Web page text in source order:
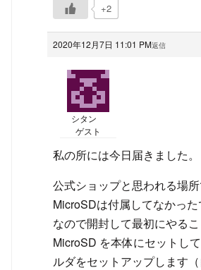
+2
2020年12月7日 11:01 PM返信
シタン
ゲスト
私の所には今日届きました。
公式ショップと思われる場所
MicroSDは付属してなかった
なので開封して最初にやる
MicroSD を本体にセットし
ルダをセットアップします（